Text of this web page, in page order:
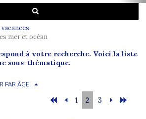
mer et océan
à votre recherche. Voici la liste
sous-thématique.
PAR ÂGE
1 2 3